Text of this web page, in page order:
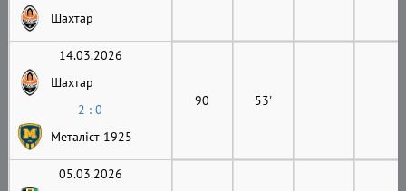
Шахтар
14.03.2026
Шахтар
2 : 0
Металіст 1925
90 53'
05.03.2026